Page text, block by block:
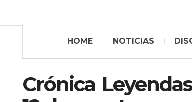
HOME NOTICIAS
Crónica